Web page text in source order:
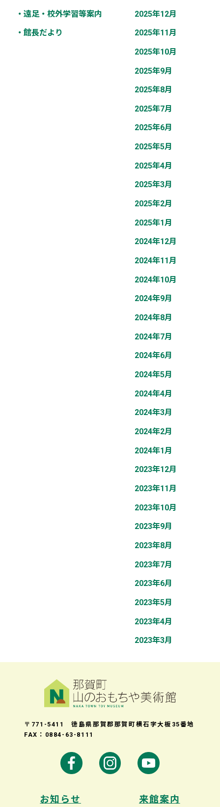
・遠足・校外学習等案内
・館長だより
2025年12月
2025年11月
2025年10月
2025年9月
2025年8月
2025年7月
2025年6月
2025年5月
2025年4月
2025年3月
2025年2月
2025年1月
2024年12月
2024年11月
2024年10月
2024年9月
2024年8月
2024年7月
2024年6月
2024年5月
2024年4月
2024年3月
2024年2月
2024年1月
2023年12月
2023年11月
2023年10月
2023年9月
2023年8月
2023年7月
2023年6月
2023年5月
2023年4月
2023年3月
〒771-5411 徳島県那賀郡那賀町横石字大板35番地
FAX：0884-63-8111
お知らせ 来館案内